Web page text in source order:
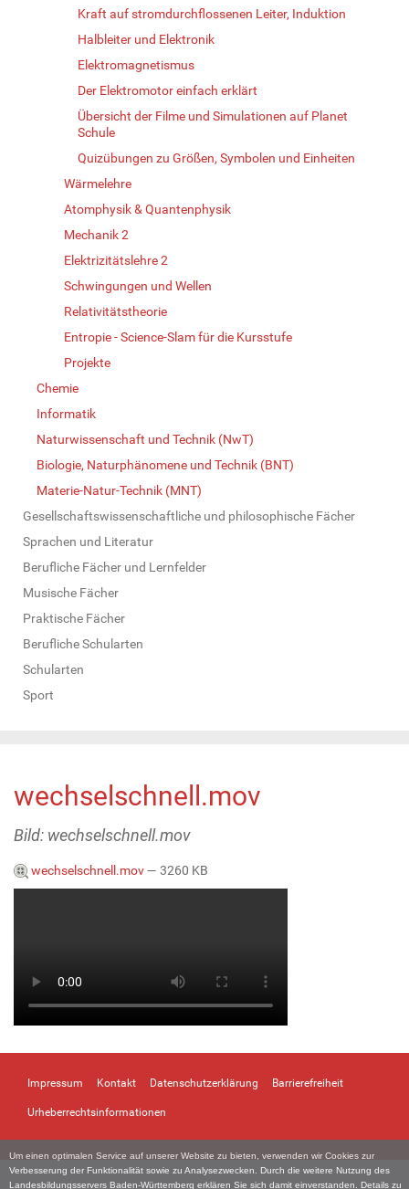
Um einen optimalen Service auf unserer Website zu bieten, verwenden wir Cookies zur
Verbesserung der Funktionalität sowie zu Analysezwecken. Durch die weitere Nutzung des
Landesbildungsservers Baden-Württemberg erklären Sie sich damit einverstanden. Details zu
Kraft auf stromdurchflossenen Leiter, Induktion
Halbleiter und Elektronik
Elektromagnetismus
Der Elektromotor einfach erklärt
Übersicht der Filme und Simulationen auf Planet
Schule
Quizübungen zu Größen, Symbolen und Einheiten
Wärmelehre
Atomphysik & Quantenphysik
Mechanik 2
Elektrizitätslehre 2
Schwingungen und Wellen
Relativitätstheorie
Entropie - Science-Slam für die Kursstufe
Projekte
Chemie
Informatik
Naturwissenschaft und Technik (NwT)
Biologie, Naturphänomene und Technik (BNT)
Materie-Natur-Technik (MNT)
Gesellschaftswissenschaftliche und philosophische Fächer
Sprachen und Literatur
Berufliche Fächer und Lernfelder
Musische Fächer
Praktische Fächer
Berufliche Schularten
Schularten
Sport
wechselschnell.mov
Bild: wechselschnell.mov
wechselschnell.mov— 3260 KB
Impressum Kontakt Datenschutzerklärung Barrierefreiheit
Urheberrechtsinformationen